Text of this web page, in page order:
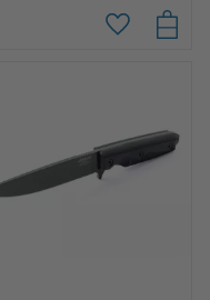
Lägg till i